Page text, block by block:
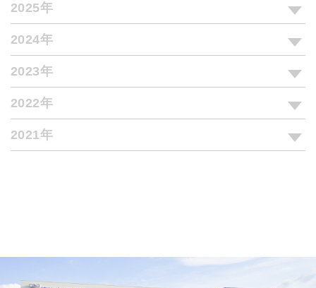
2025年
2024年
2023年
2022年
2021年